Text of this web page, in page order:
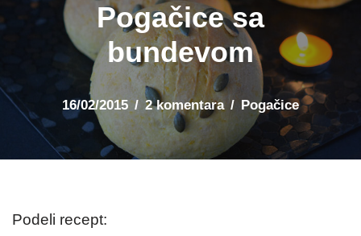
Pogačice sa
bundevom
16/02/2015 2 komentara Pogačice
Podeli recept: